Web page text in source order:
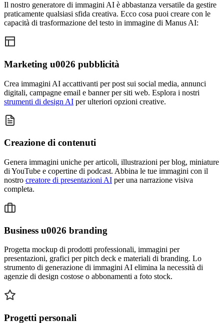
Il nostro generatore di immagini AI è abbastanza versatile da gestire
praticamente qualsiasi sfida creativa. Ecco cosa puoi creare con le
capacità di trasformazione del testo in immagine di Manus AI:
Marketing u0026 pubblicità
Crea immagini AI accattivanti per post sui social media, annunci
digitali, campagne email e banner per siti web. Esplora i nostri
strumenti di design AI per ulteriori opzioni creative.
Creazione di contenuti
Genera immagini uniche per articoli, illustrazioni per blog, miniature
di YouTube e copertine di podcast. Abbina le tue immagini con il
nostro creatore di presentazioni AI per una narrazione visiva
completa.
Business u0026 branding
Progetta mockup di prodotti professionali, immagini per
presentazioni, grafici per pitch deck e materiali di branding. Lo
strumento di generazione di immagini AI elimina la necessità di
agenzie di design costose o abbonamenti a foto stock.
Progetti personali